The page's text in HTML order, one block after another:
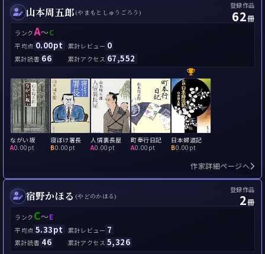
山本周五郎 (やまもとしゅうごろう)
登録作品
62冊
ランクA～C
平均点 0.00pt 累計レビュー 0
累計読書 66 累計アクセス 67,552
ながい坂
A0.00pt
寝ぼけ署長
B0.00pt
人情裏長屋
A0.00pt
町奉行日記
A0.00pt
日本婦道記
B0.00pt
作家詳細ページへ
宿野かほる (やどのかほる)
登録作品
2冊
ランク C～E
平均点 5.33pt 累計レビュー 7
累計読書 46 累計アクセス 5,326